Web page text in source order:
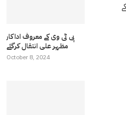
کی جنگ کے
پی ٹی وی کے معروف اداکار
مظہر علی انتقال کرگئے
October 8, 2024